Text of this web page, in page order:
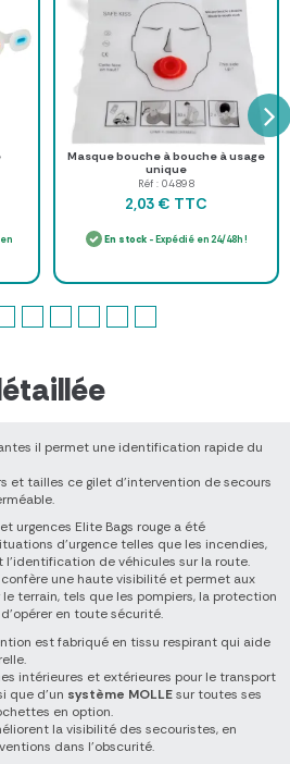
Masque bouche à bouche à usage
unique
Réf : 04898
2,03 € TTC
En stock- Expédié en 24/48h !
il permet une identification rapide du
et tailles ce gilet d’intervention de secours
urgences Elite Bags rouge a été
d'urgence telles que les incendies,
l'identification de véhicules sur la route.
une haute visibilité et permet aux
terrain, tels que les pompiers, la protection
en toute sécurité.
est fabriqué en tissu respirant qui aide
intérieures et extérieures pour le transport
que d'un système MOLLEsur toutes ses
en option.
la visibilité des secouristes, en
dans l'obscurité.